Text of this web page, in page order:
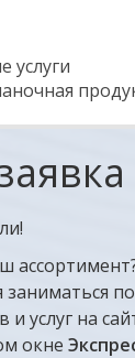
услуги
услуг на
окне